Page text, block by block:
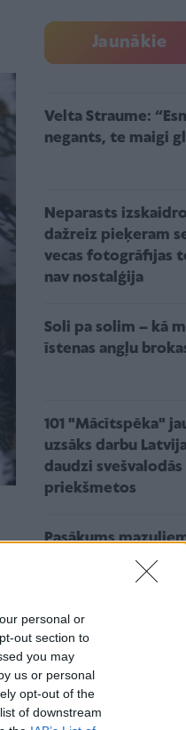
personal or
out section to
you may
us or personal
opt-out of the
of downstream
Jaunākie
Velta Straume:
negants, te maigi
Neparasts
dažreiz pieķeram
vecas fotogrāfijas
nav nostalģija
Soli pa solim – kā
īstenas angļu
101 "Mācītspēka"
uzsāks darbu
daudzi svešvalodās
priekšmetos
Pasākums
vecumam –
aicina pētīt
Vairāk rakstu